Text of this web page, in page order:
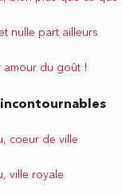
nulle part ailleurs
amour du goût !
coeur de ville
ville royale
et la
2P.
du tourisme
en matière
tourisme